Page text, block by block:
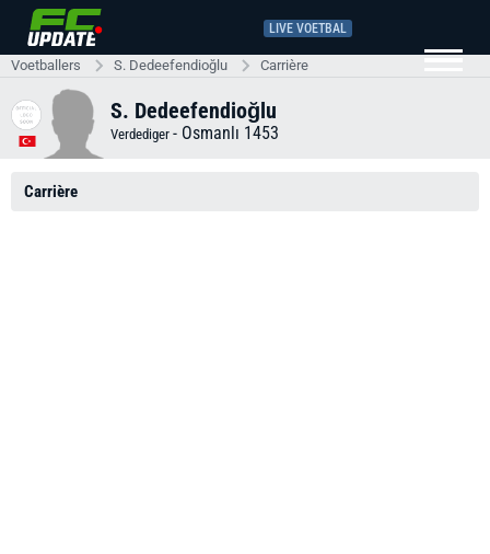
LIVE VOETBAL
Voetballers S. Dedeefendioğlu Carrière
S. Dedeefendioğlu
Verdediger - Osmanlı 1453
Carrière